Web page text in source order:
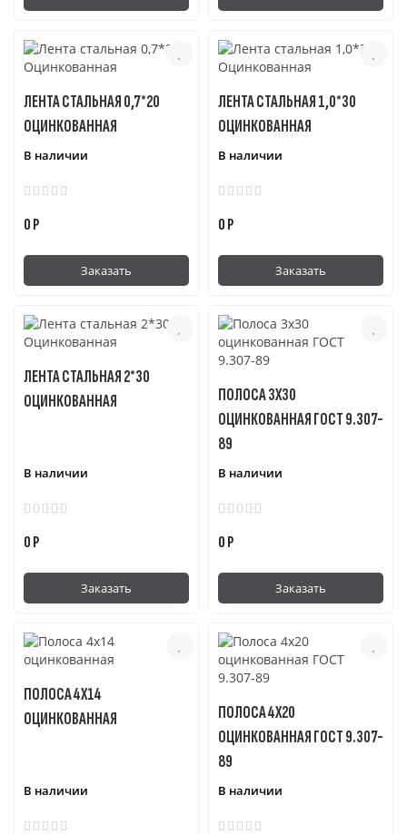
ЛЕНТА СТАЛЬНАЯ 0,7*20
ОЦИНКОВАННАЯ
В наличии
0 Р
Заказать
ЛЕНТА СТАЛЬНАЯ 1,0*30
ОЦИНКОВАННАЯ
В наличии
0 Р
Заказать
ЛЕНТА СТАЛЬНАЯ 2*30
ОЦИНКОВАННАЯ
В наличии
0 Р
Заказать
ПОЛОСА 3Х30
ОЦИНКОВАННАЯ ГОСТ 9.307-
89
В наличии
0 Р
Заказать
ПОЛОСА 4Х14
ОЦИНКОВАННАЯ
В наличии
ПОЛОСА 4Х20
ОЦИНКОВАННАЯ ГОСТ 9.307-
89
В наличии